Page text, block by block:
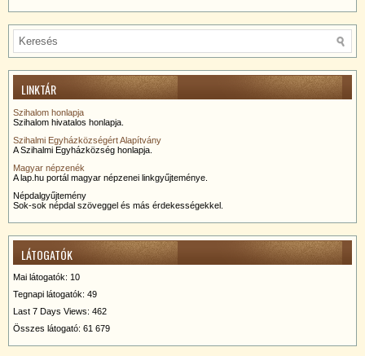
LINKTÁR
Szihalom honlapja
Szihalom hivatalos honlapja.
Szihalmi Egyházközségért Alapítvány
A Szihalmi Egyházközség honlapja.
Magyar népzenék
A lap.hu portál magyar népzenei linkgyűjteménye.
Népdalgyűjtemény
Sok-sok népdal szöveggel és más érdekességekkel.
LÁTOGATÓK
Mai látogatók: 10
Tegnapi látogatók: 49
Last 7 Days Views: 462
Összes látogató: 61 679